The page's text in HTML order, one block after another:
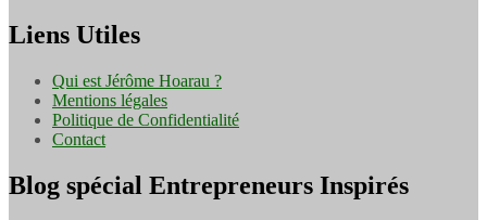
Liens Utiles
Qui est Jérôme Hoarau ?
Mentions légales
Politique de Confidentialité
Contact
Blog spécial Entrepreneurs Inspirés